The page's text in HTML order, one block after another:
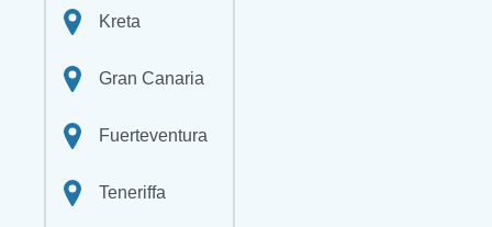
Kreta
Gran Canaria
Fuerteventura
Teneriffa